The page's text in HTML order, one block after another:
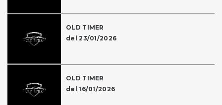
OLD TIMER
del 23/01/2026
OLD TIMER
del 16/01/2026